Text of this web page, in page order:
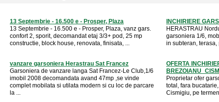
13 Septembrie - 16.500 e - Prosper, Plaza
13 Septembrie - 16.500 e - Prosper, Plaza, vanz gars.
confort 2, sporit, decomandat etaj 3/3+ pod, 25 mp
constructie, block house, renovata, finisata, ...
INCHIRIERE
HERASTRAU
garsoniera 1/6,
in subteran, terasa,
vanzare garsoniera Herastrau Sat Francez
Garsoniera de vanzare langa Sat Francez-Le Club,1/6
imobil 2008 decomandata avand 47mp ,se vinde
complet mobilata si utilata modern si cu loc de parcare
la ...
OFERTA
Proprietar ofer
total, fara
Cismigiu, pe